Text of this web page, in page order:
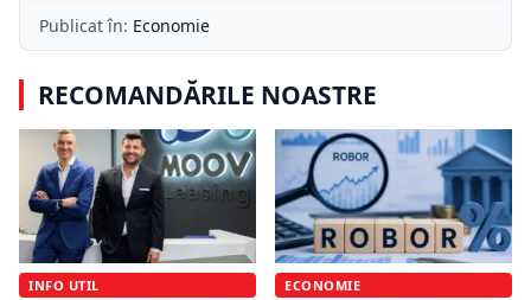
Publicat în: Economie
RECOMANDĂRILE NOASTRE
INFO UTIL ECONOMIE